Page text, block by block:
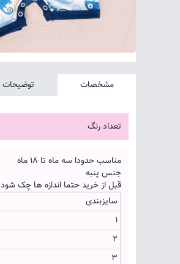
مشخصات توضیحات
تعداد رنگ
مناسب حدودا سه ماه تا 18 ماه
جنس پنبه
قبل از خرید حتما اندازه ها چک شود
سایزبندی
1
2
3